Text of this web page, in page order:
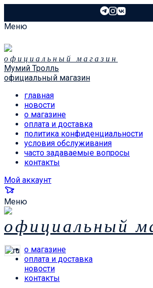
Меню
официальный магазин
Мумий Тролль
официальный магазин
главная
новости
о магазине
оплата и доставка
политика конфиденциальности
условия обслуживания
часто задаваемые вопросы
контакты
Мой аккаунт
Меню
официальный
о магазине
оплата и доставка
новости
контакты